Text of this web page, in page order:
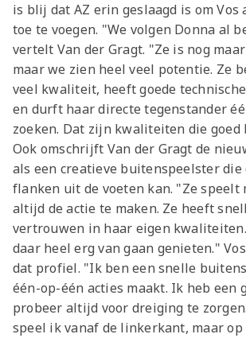
is blij dat AZ erin geslaagd is om Vos
toe te voegen. "We volgen Donna al
vertelt Van der Gragt. "Ze is nog
maar we zien heel veel potentie. Ze
veel kwaliteit, heeft goede
en durft haar directe tegenstander
zoeken. Dat zijn kwaliteiten die goed
Ook omschrijft Van der Gragt de
als een creatieve buitenspeelster die
flanken uit de voeten kan. "Ze
altijd de actie te maken. Ze heeft
vertrouwen in haar eigen
daar heel erg van gaan genieten."
dat profiel. "Ik ben een snelle
één-op-één acties maakt. Ik heb een
probeer altijd voor dreiging te
speel ik vanaf de linkerkant, maar